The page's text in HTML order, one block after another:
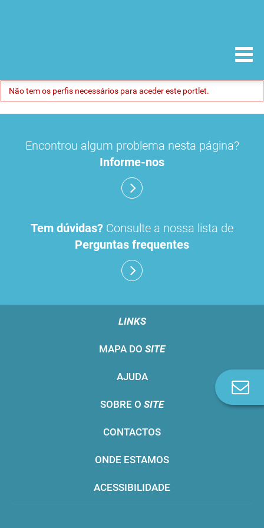
Não tem os perfis necessários para aceder este portlet.
Encontrou algum problema nesta página?
Informe-nos
Tem dúvidas? Consulte a nossa lista de
Perguntas frequentes
LINKS
MAPA DO SITE
AJUDA
SOBRE O SITE
CONTACTOS
ONDE ESTAMOS
ACESSIBILIDADE